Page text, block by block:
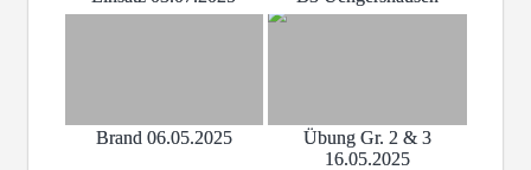
Brand 06.05.2025
Übung Gr. 2 & 3
16.05.2025